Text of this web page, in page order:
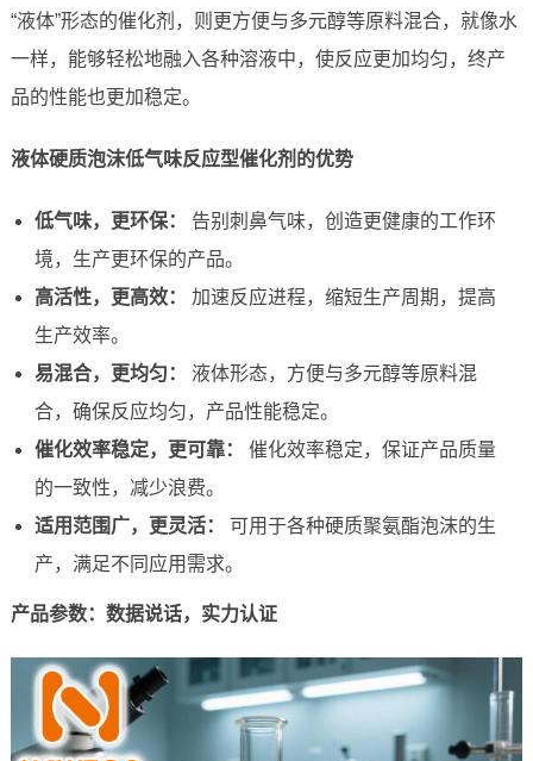
“液体”形态的催化剂，则更方便与多元醇等原料混合，就像水
一样，能够轻松地融入各种溶液中，使反应更加均匀，终产
品的性能也更加稳定。
液体硬质泡沫低气味反应型催化剂的优势
低气味，更环保：
告别刺鼻气味，创造更健康的工作环
境，生产更环保的产品。
高活性，更高效：
加速反应进程，缩短生产周期，提高
生产效率。
易混合，更均匀：
液体形态，方便与多元醇等原料混
合，确保反应均匀，产品性能稳定。
催化效率稳定，更可靠：
催化效率稳定，保证产品质量
的一致性，减少浪费。
适用范围广，更灵活：
可用于各种硬质聚氨酯泡沫的生
产，满足不同应用需求。
产品参数：数据说话，实力认证